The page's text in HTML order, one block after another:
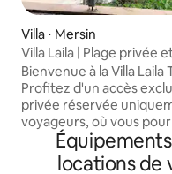
Villa ⋅ Mersin
Villa Laila | Plage privée
pour la famille
Bienvenue à la Villa Laila
Profitez d'un accès
privée réservée
voyageurs, où vous
vous détendre dans la
Noire, loin de la foule.
locations de